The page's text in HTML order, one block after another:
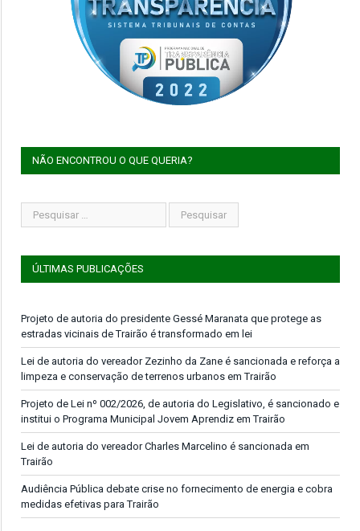
NÃO ENCONTROU O QUE QUERIA?
ÚLTIMAS PUBLICAÇÕES
Projeto de autoria do presidente Gessé Maranata que protege as
estradas vicinais de Trairão é transformado em lei
Lei de autoria do vereador Zezinho da Zane é sancionada e reforça a
limpeza e conservação de terrenos urbanos em Trairão
Projeto de Lei nº 002/2026, de autoria do Legislativo, é sancionado e
institui o Programa Municipal Jovem Aprendiz em Trairão
Lei de autoria do vereador Charles Marcelino é sancionada em
Trairão
Audiência Pública debate crise no fornecimento de energia e cobra
medidas efetivas para Trairão